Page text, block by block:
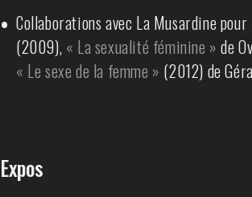
• Collaborations avec La Musardine pour
(2009), « La sexualité féminine » de
« Le sexe de la femme » (2012) de
Expos